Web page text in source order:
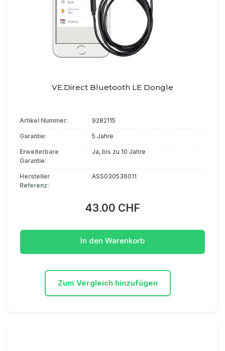
VE.Direct Bluetooth LE Dongle
Artikel Nummer: 9282115
Garantie: 5 Jahre
Erweiterbare
Garantie:
Ja, bis zu 10 Jahre
Hersteller
Referenz:
ASS030536011
43.00 CHF
In den Warenkorb
Zum Vergleich hinzufügen